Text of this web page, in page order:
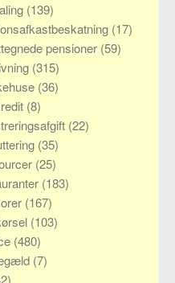
(139)
(17)
pensioner (59)
(315)
(36)
(8)
(22)
(35)
(25)
(183)
(167)
(103)
(480)
(7)